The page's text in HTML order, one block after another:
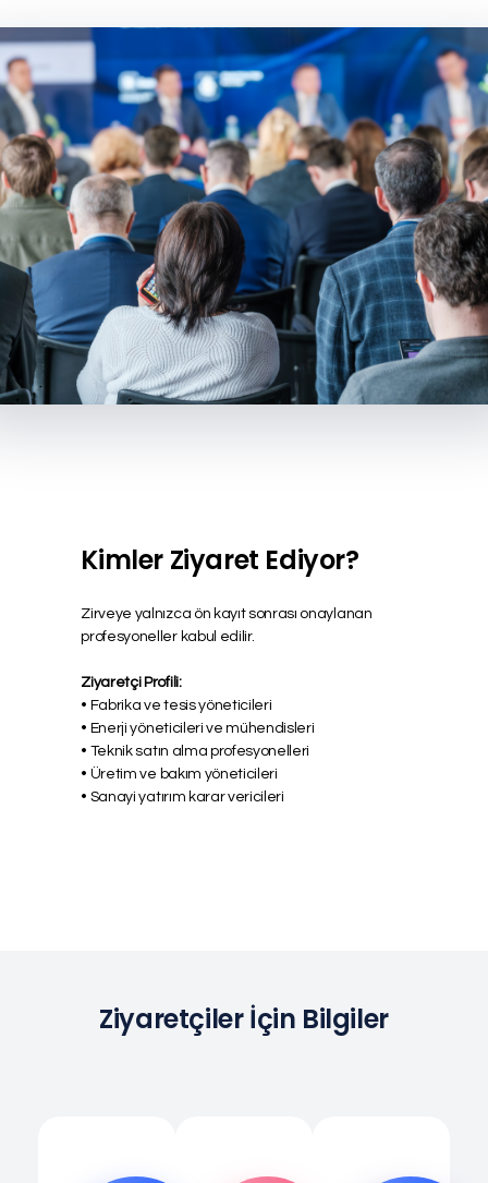
Kimler Ziyaret Ediyor?
Zirveye yalnızca ön kayıt sonrası onaylanan
profesyoneller kabul edilir.
Ziyaretçi Profili:
• Fabrika ve tesis yöneticileri
• Enerji yöneticileri ve mühendisleri
• Teknik satın alma profesyonelleri
• Üretim ve bakım yöneticileri
• Sanayi yatırım karar vericileri
Ziyaretçiler İçin Bilgiler